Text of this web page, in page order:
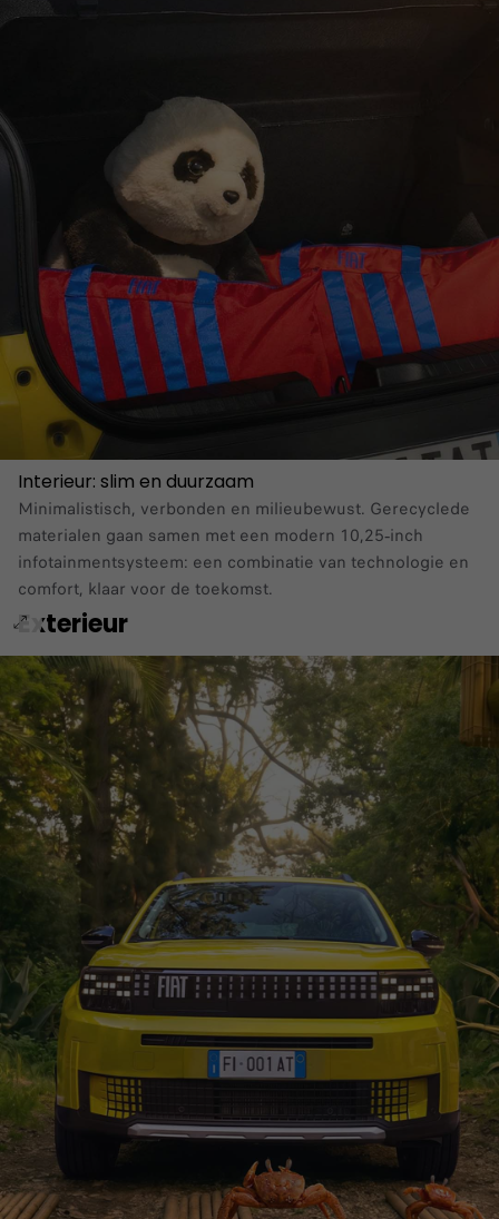
Interieur: slim en duurzaam
Minimalistisch, verbonden en milieubewust. Gerecyclede
materialen gaan samen met een modern 10,25‑inch
infotainmentsysteem: een combinatie van technologie en
comfort, klaar voor de toekomst.
Exterieur